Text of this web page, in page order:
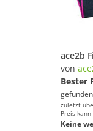
von
Bester
zuletzt
Preis
Keine